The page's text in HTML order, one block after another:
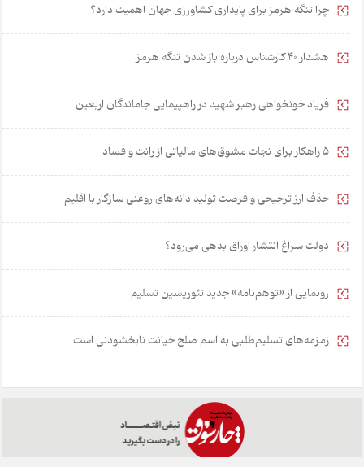
چرا تنگه هرمز برای پایداری کشاورزی جهان اهمیت دارد؟
هشدار 40 کارشناس درباره باز شدن تنگه هرمز
فریاد خونخواهی رهبر شهید در راهپیمایی جاماندگان اربعین
۵ راهکار برای نجات مشوق‌های مالیاتی از رانت و فساد
حذف ارز ترجیحی و فرصت تولید دانه‌های روغنی سازگار با اقلیم
دولت سراغ انتشار اوراق بدهی می‌رود؟
رونمایی از «توهم‌نامه» جدید تئور‌یسین تسلیم
زمزمه‌های تسلیم‌طلبی به اسم صلح خیانت نابخشودنی است